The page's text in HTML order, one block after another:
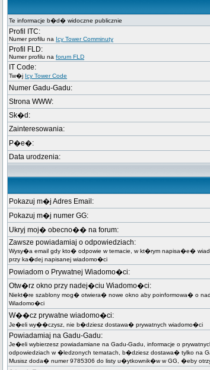
Te informacje b�d� widoczne publicznie
Profil ITC:
Numer profilu na Icy Tower Comminuty
Profil FLD:
Numer profilu na forum FLD
IT Code:
Tw�j Icy Tower Code
Numer Gadu-Gadu:
Strona WWW:
Sk�d:
Zainteresowania:
P�e�:
Data urodzenia:
Pokazuj m�j Adres Email:
Pokazuj m�j numer GG:
Ukryj moj� obecno�� na forum:
Zawsze powiadamiaj o odpowiedziach:
Wysy�a email gdy kto� odpowie w temacie, w kt�rym napisa�e�
przy ka�dej napisanej wiadomo�ci
Powiadom o Prywatnej Wiadomo�ci:
Otw�rz okno przy nadej�ciu Wiadomo�ci:
Niekt�re szablony mog� otwiera� nowe okno aby poinformowa� o
Wiadomo�ci
W��cz prywatne wiadomo�ci:
Je�eli wy��czysz, nie b�dziesz dostawa� prywatnych wiadomo�ci
Powiadamiaj na Gadu-Gadu:
Je�eli wybierzesz powiadamiane na Gadu-Gadu, informacje o
odpowiedziach w �ledzonych tematach, b�dziesz dostawa� tylko na
Musisz doda� numer 9785306 do listy u�ytkownik�w w GG, �eby